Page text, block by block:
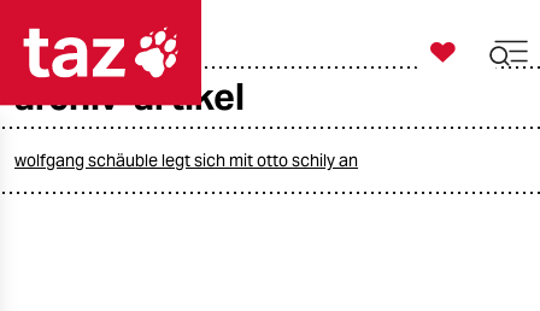
taz zahl ich

taz zahl ich
archiv-artikel
wolfgang schäuble legt sich mit otto schily an